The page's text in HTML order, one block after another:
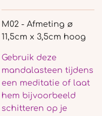
M02 - Afmeting ø
11,5cm x 3,5cm hoog
Gebruik deze
mandalasteen tijdens
een meditatie of laat
hem bijvoorbeeld
schitteren op je